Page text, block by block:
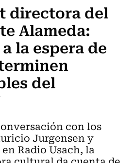
directora del
Alameda:
la espera de
del
con los
Jurgensen y
Radio Usach, la